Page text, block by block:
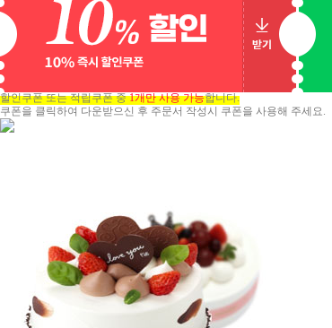
할인쿠폰 또는 적립쿠폰 중1개만 사용 가능합니다.
쿠폰을 클릭하여 다운받으신 후 주문서 작성시 쿠폰을 사용해 주세요.